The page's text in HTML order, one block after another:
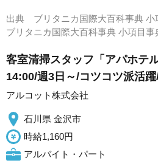
出典 ブリタニカ国際大百科事典 小
ブリタニカ国際大百科事典 小項目
客室清掃スタッフ「アパホテ
14:00/週3日～/コツコツ派活
アルコット株式会社
石川県 金沢市
時給1,160円
アルバイト・パート